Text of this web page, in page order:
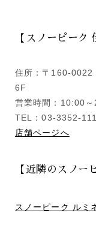
【スノーピーク
住所：〒160-0022
6F
営業時間：10:00
TEL：03-3352-
店舗ページへ
【近隣のスノー
スノーピーク ルミ